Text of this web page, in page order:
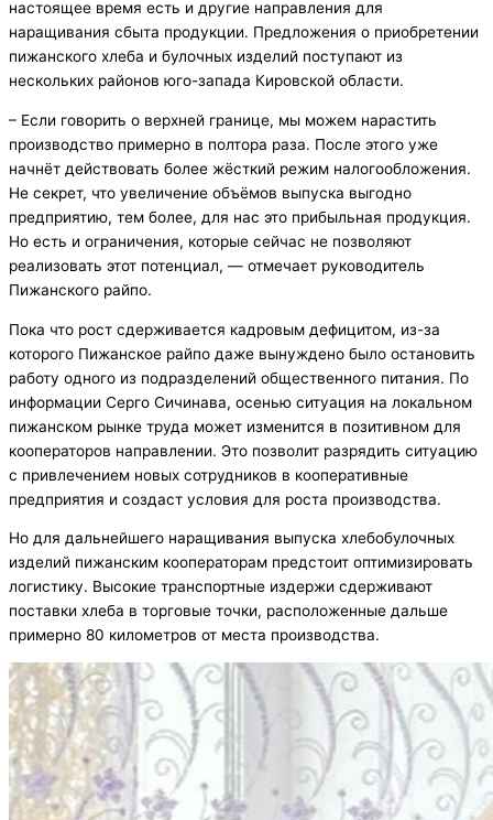
настоящее время есть и другие направления для
наращивания сбыта продукции. Предложения о приобретении
пижанского хлеба и булочных изделий поступают из
нескольких районов юго-запада Кировской области.
– Если говорить о верхней границе, мы можем нарастить
производство примерно в полтора раза. После этого уже
начнёт действовать более жёсткий режим налогообложения.
Не секрет, что увеличение объёмов выпуска выгодно
предприятию, тем более, для нас это прибыльная продукция.
Но есть и ограничения, которые сейчас не позволяют
реализовать этот потенциал, — отмечает руководитель
Пижанского райпо.
Пока что рост сдерживается кадровым дефицитом, из-за
которого Пижанское райпо даже вынуждено было остановить
работу одного из подразделений общественного питания. По
информации Серго Сичинава, осенью ситуация на локальном
пижанском рынке труда может изменится в позитивном для
кооператоров направлении. Это позволит разрядить ситуацию
с привлечением новых сотрудников в кооперативные
предприятия и создаст условия для роста производства.
Но для дальнейшего наращивания выпуска хлебобулочных
изделий пижанским кооператорам предстоит оптимизировать
логистику. Высокие транспортные издержи сдерживают
поставки хлеба в торговые точки, расположенные дальше
примерно 80 километров от места производства.